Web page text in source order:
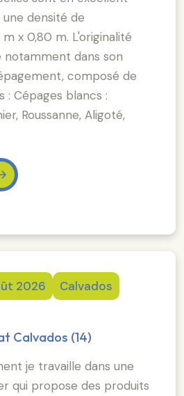
densité de
x 0,80 m. L'originalité
notamment dans son
composé de
: Cépages blancs :
Roussanne, Aligoté,
2026 Calvados
Calvados (14)
je travaille dans une
qui propose des produits